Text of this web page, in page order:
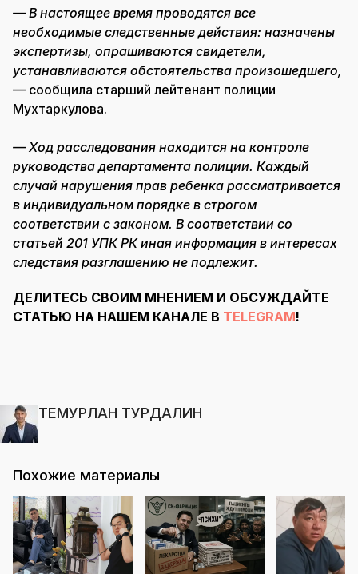
— В настоящее время проводятся все
необходимые следственные действия: назначены
экспертизы, опрашиваются свидетели,
устанавливаются обстоятельства произошедшего,
— сообщила старший лейтенант полиции
Мухтаркулова.
— Ход расследования находится на контроле
руководства департамента полиции. Каждый
случай нарушения прав ребенка рассматривается
в индивидуальном порядке в строгом
соответствии с законом. В соответствии со
статьей 201 УПК РК иная информация в интересах
следствия разглашению не подлежит.
ДЕЛИТЕСЬ СВОИМ МНЕНИЕМ И ОБСУЖДАЙТЕ
СТАТЬЮ НА НАШЕМ КАНАЛЕ В TELEGRAM!
ТЕМУРЛАН ТУРДАЛИН
Похожие материалы